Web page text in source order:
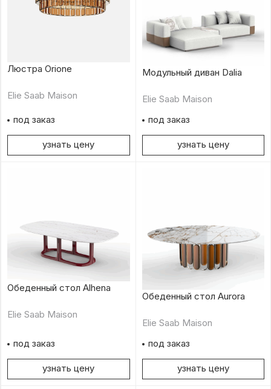
Люстра Orione
Elie Saab Maison
под заказ
узнать цену
Модульный диван Dalia
Elie Saab Maison
под заказ
узнать цену
Обеденный стол Alhena
Elie Saab Maison
под заказ
узнать цену
Обеденный стол Aurora
Elie Saab Maison
под заказ
узнать цену